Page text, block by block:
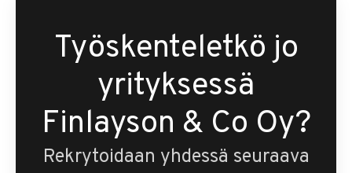
Työskenteletkö jo
yrityksessä
Finlayson & Co Oy?
Rekrytoidaan yhdessä seuraava